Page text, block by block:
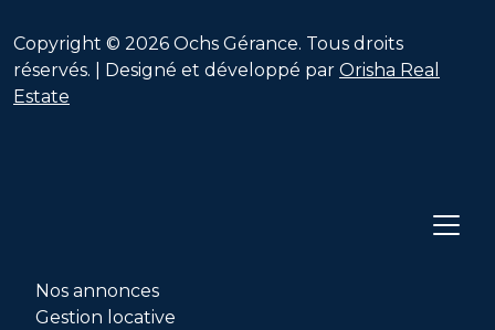
Copyright © 2026 Ochs Gérance. Tous droits
réservés. | Designé et développé par Orisha Real
Estate
Nos annonces
Gestion locative